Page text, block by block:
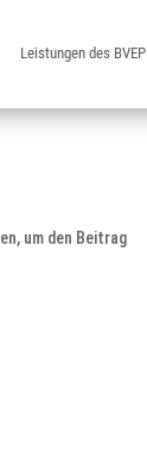
Leistungen des BVEP
um den Beitrag